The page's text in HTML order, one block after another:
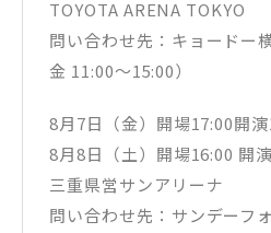
TOYOTA ARENA TOKYO
問い合わせ先：キョードー
金 11:00～15:00）
8月7日（金）開場17:00開演
8月8日（土）開場16:00 開
三重県営サンアリーナ
問い合わせ先：サンデーフ